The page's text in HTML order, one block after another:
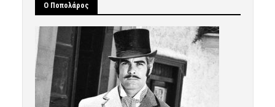
Ο Ποπολάρος